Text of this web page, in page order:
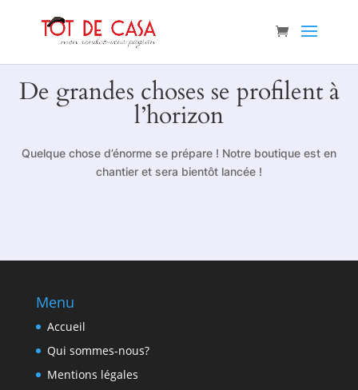
De grandes choses se profilent à
l’horizon
Quelque chose d’énorme se prépare ! Notre boutique est en
chantier et sera bientôt lancée !
Menu
Accueil
Qui sommes-nous?
Mentions légales